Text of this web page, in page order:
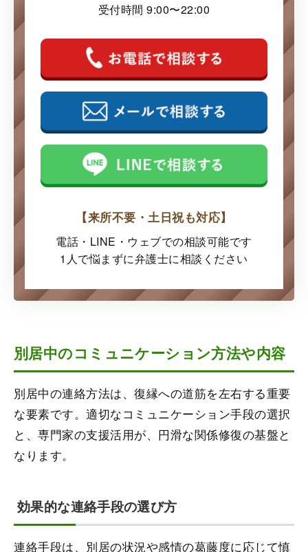
受付時間 9:00〜22:00
【来所不要・土日祝も対応】
電話・LINE・ウェブでの相談可能です
1人で悩まずに弁護士に相談ください
別居中のコミュニケーション方法や内容
別居中の連絡方法は、復縁への道筋を左右する重要
な要素です。適切なコミュニケーション手段の選択
と、専門家の支援活用が、円滑な関係修復の基盤と
なります。
効果的な連絡手段の選び方
連絡手段は、別居の状況や感情の葛藤度に応じて慎